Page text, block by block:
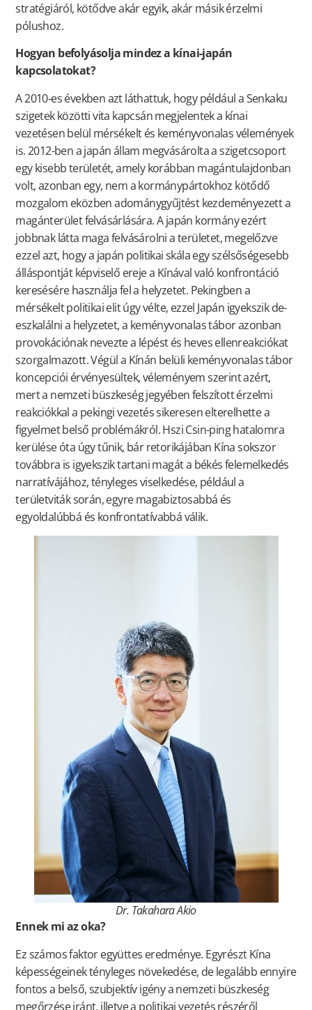
stratégiáról, kötődve akár egyik, akár másik érzelmi
pólushoz.
Hogyan befolyásolja mindez a kínai-japán
kapcsolatokat?
A 2010-es években azt láthattuk, hogy például a Senkaku
szigetek közötti vita kapcsán megjelentek a kínai
vezetésen belül mérsékelt és keményvonalas vélemények
is. 2012-ben a japán állam megvásárolta a szigetcsoport
egy kisebb területét, amely korábban magántulajdonban
volt, azonban egy, nem a kormánypártokhoz kötődő
mozgalom eközben adománygyűjtést kezdeményezett a
magánterület felvásárlására. A japán kormány ezért
jobbnak látta maga felvásárolni a területet, megelőzve
ezzel azt, hogy a japán politikai skála egy szélsőségesebb
álláspontját képviselő ereje a Kínával való konfrontáció
keresésére használja fel a helyzetet. Pekingben a
mérsékelt politikai elit úgy vélte, ezzel Japán igyekszik de-
eszkalálni a helyzetet, a keményvonalas tábor azonban
provokációnak nevezte a lépést és heves ellenreakciókat
szorgalmazott. Végül a Kínán belüli keményvonalas tábor
koncepciói érvényesültek, véleményem szerint azért,
mert a nemzeti büszkeség jegyében felszított érzelmi
reakciókkal a pekingi vezetés sikeresen elterelhette a
figyelmet belső problémákról. Hszi Csin-ping hatalomra
kerülése óta úgy tűnik, bár retorikájában Kína sokszor
továbbra is igyekszik tartani magát a békés felemelkedés
narratívájához, tényleges viselkedése, például a
területviták során, egyre magabiztosabbá és
egyoldalúbbá és konfrontatívabbá válik.
Dr. Takahara Akio
Ennek mi az oka?
Ez számos faktor együttes eredménye. Egyrészt Kína
képességeinek tényleges növekedése, de legalább ennyire
fontos a belső, szubjektív igény a nemzeti büszkeség
megőrzése iránt, illetve a politikai vezetés részéről